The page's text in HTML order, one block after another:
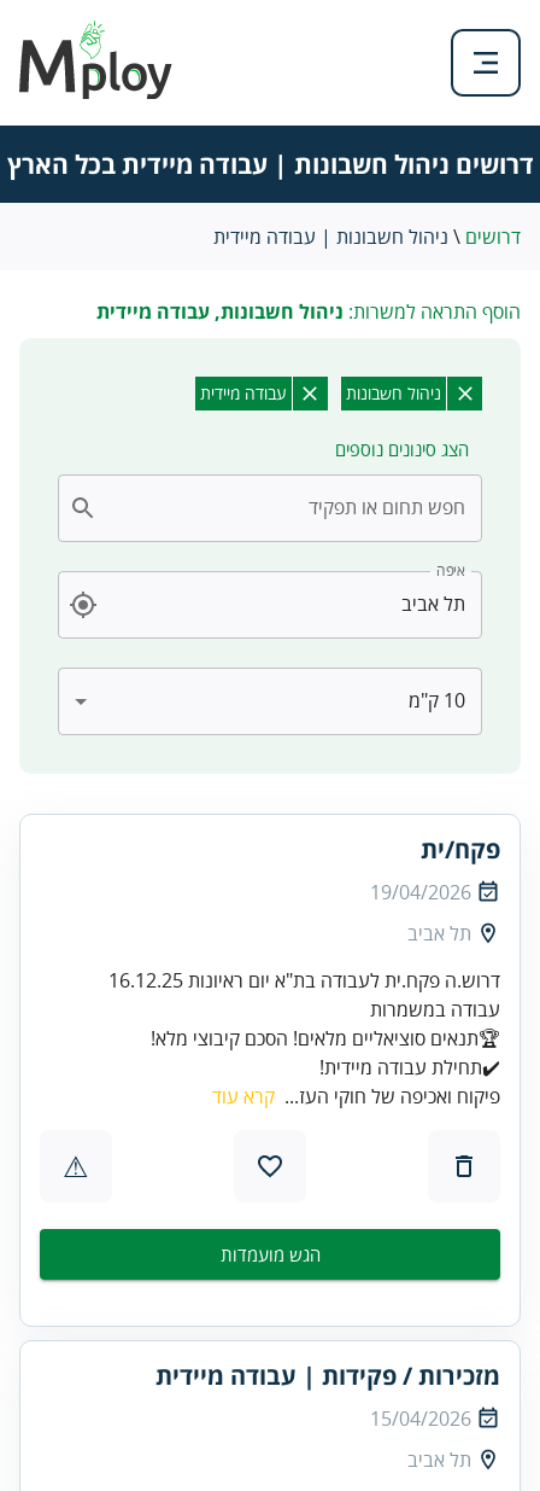
דרושים ניהול חשבונות | עבודה מיידית בכל הארץ
דרושים \ ניהול חשבונות | עבודה מיידית
הוסף התראה למשרות: ניהול חשבונות, עבודה מיידית
ניהול חשבונות עבודה מיידית
הצג סינונים נוספים
חפש תחום או תפקיד
איפה
פקח/ית
19/04/2026
תל אביב
✔️תחילת עבודה מיידית!
פיקוח ואכיפה של חוקי העז... קרא עוד
⚠
הגש מועמדות
מזכירות / פקידות | עבודה מיידית
15/04/2026
תל אביב